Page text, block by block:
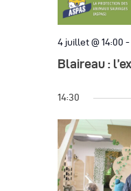
4 juillet @ 14:00 -
Blaireau :
14:30